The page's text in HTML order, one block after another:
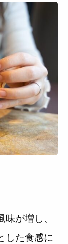
が増し、
した食感に